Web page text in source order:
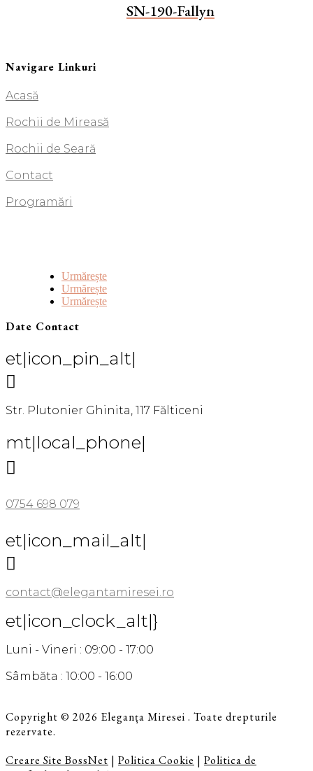
SN-190-Fallyn
Navigare Linkuri
Acasă
Rochii de Mireasă
Rochii de Seară
Contact
Programări
Urmărește
Urmărește
Urmărește
Date Contact
et|icon_pin_alt|

Str. Plutonier Ghinita, 117 Fălticeni
mt|local_phone|

0754 698 079
et|icon_mail_alt|

contact@elegantamiresei.ro
et|icon_clock_alt|}
Luni - Vineri : 09:00 - 17:00
Sâmbăta : 10:00 - 16:00
Copyright © 2026 Eleganța Miresei . Toate drepturile
rezervate.
Creare Site BossNet | Politica Cookie | Politica de